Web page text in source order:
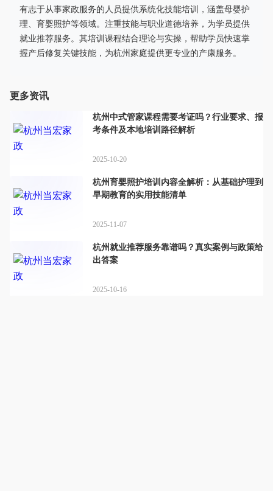
有志于从事家政服务的人员提供系统化技能培训，涵盖母婴护
理、育婴照护等领域。注重技能与职业道德培养，为学员提供
就业推荐服务。其培训课程结合理论与实操，帮助学员快速掌
握产后修复关键技能，为杭州家庭提供更专业的产康服务。
更多资讯
杭州中式管家课程需要考证吗？行业要求、报
考条件及本地培训路径解析
2025-10-20
杭州育婴照护培训内容全解析：从基础护理到
早期教育的实用技能清单
2025-11-07
杭州就业推荐服务靠谱吗？真实案例与政策给
出答案
2025-10-16